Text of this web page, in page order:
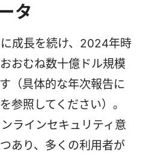
タ
成長を続け、2024年時
おむね数十億ドル規模
（具体的な年次報告に
参照してください）。
ラインセキュリティ意
あり、多くの利用者が